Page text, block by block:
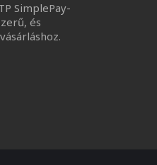
SimplePay-
és